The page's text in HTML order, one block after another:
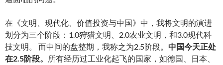
在《文明、现代化、价值投资与中国》中，我将文明的演进
划分为三个阶段：1.0狩猎文明、2.0农业文明，和3.0现代科
技文明。 而中间的盘整期，我称之为2.5阶段。 中国今天正处
在2.5阶段。
所有经历过工业化起飞的国家，如德国、日本、